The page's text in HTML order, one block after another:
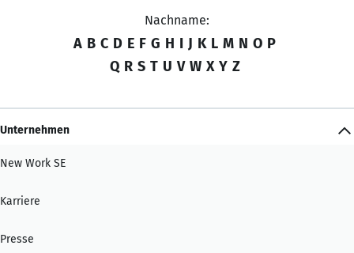
Nachname:
A B C D E F G H I J K L M N O P
Q R S T U V W X Y Z
Unternehmen
New Work SE
Karriere
Presse